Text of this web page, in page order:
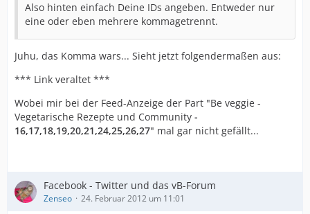
Also hinten einfach Deine IDs angeben. Entweder nur
eine oder eben mehrere kommagetrennt.
Juhu, das Komma wars... Sieht jetzt folgendermaßen aus:
*** Link veraltet ***
Wobei mir bei der Feed-Anzeige der Part "Be veggie -
Vegetarische Rezepte und Community -
16,17,18,19,20,21,24,25,26,27" mal gar nicht gefällt...
Facebook - Twitter und das vB-Forum
Zenseo 24. Februar 2012 um 11:01